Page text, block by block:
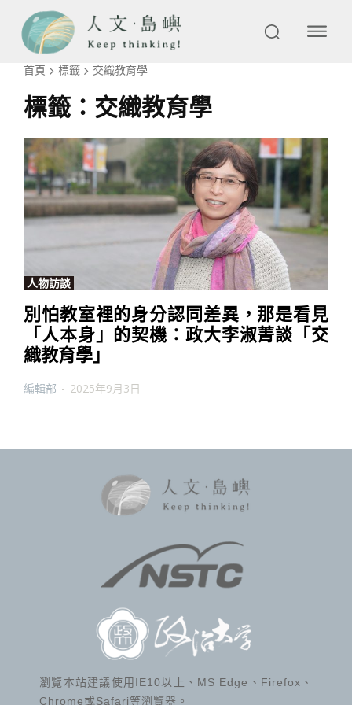
首頁 標籤 交織教育學
標籤： 交織教育學
人物訪談
別怕教室裡的身分認同差異，那是看見
「人本身」的契機：政大李淑菁談「交
織教育學」
編輯部 - 2025年9月3日
瀏覽本站建議使用IE10以上、MS Edge、Firefox、
Chrome或Safari等瀏覽器。